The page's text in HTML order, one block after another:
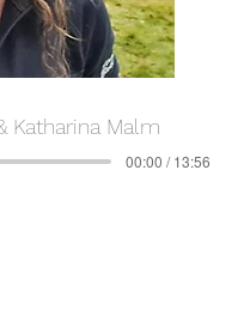
Katharina Malm
00:00 / 13:56